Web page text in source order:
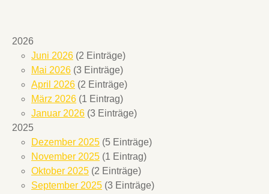
2026
Juni 2026 (2 Einträge)
Mai 2026 (3 Einträge)
April 2026 (2 Einträge)
März 2026 (1 Eintrag)
Januar 2026 (3 Einträge)
2025
Dezember 2025 (5 Einträge)
November 2025 (1 Eintrag)
Oktober 2025 (2 Einträge)
September 2025 (3 Einträge)